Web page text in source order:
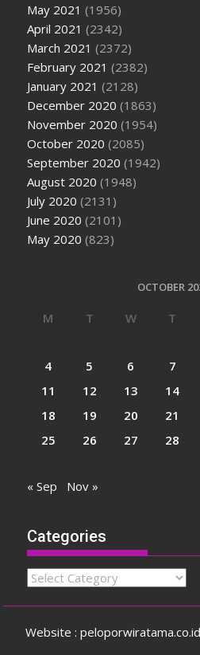
May 2021 (1956)
April 2021 (2342)
March 2021 (2372)
February 2021 (2382)
January 2021 (2128)
December 2020 (1863)
November 2020 (1954)
October 2020 (2085)
September 2020 (1942)
August 2020 (1948)
July 2020 (2131)
June 2020 (2101)
May 2020 (823)
OCTOBER
M T W T
4
5 6 7
11
12 13 14
18
19 20 21
25
26 27 28
« Sep Nov »
Categories
Categories
Website :